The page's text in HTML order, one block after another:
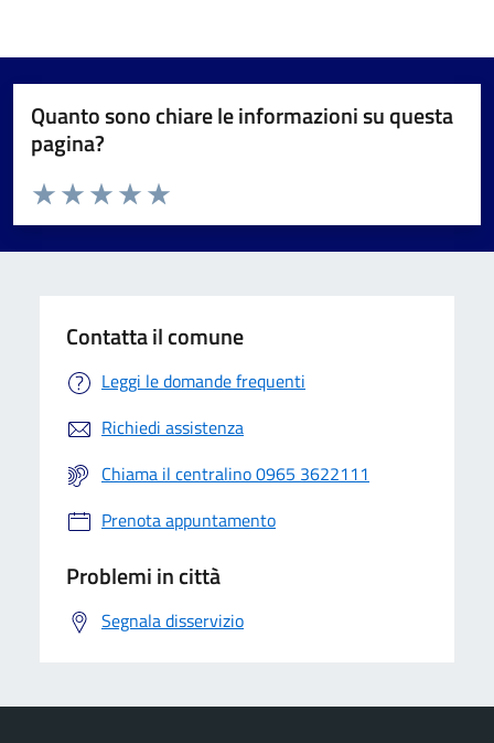
Quanto sono chiare le informazioni su questa
pagina?
Valuta da 1 a 5 stelle la pagina
Valuta 5 stelle su 5
Valuta 4 stelle su 5
Valuta 3 stelle su 5
Valuta 2 stelle su 5
Valuta 1 stelle su 5
Contatta il comune
Leggi le domande frequenti
Richiedi assistenza
Chiama il centralino 0965 3622111
Prenota appuntamento
Problemi in città
Segnala disservizio